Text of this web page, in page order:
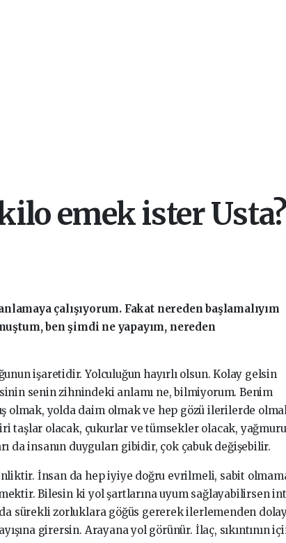
emek ister
çalışıyorum. Fakat nereden başlamalıyım
ben şimdi ne yapayım, nereden
işaretidir. Yolculuğun hayırlı olsun. Kolay gelsin
senin zihnindeki anlamı ne, bilmiyorum. Benim
olmak, yolda daim olmak ve hep gözü ilerilerde
taşlar olacak, çukurlar ve tümsekler olacak, yağmuru
da insanın duyguları gibidir, çok çabuk değişebilir.
İnsan da hep iyiye doğru evrilmeli, sabit
Bilesin ki yol şartlarına uyum sağlayabilirsen
sürekli zorluklara göğüs gererek ilerlemenden
girersin. Arayana yol görünür. İlaç, sıkıntının